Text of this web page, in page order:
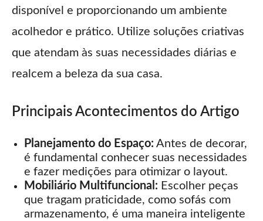
disponível e proporcionando um ambiente
acolhedor e prático. Utilize soluções criativas
que atendam às suas necessidades diárias e
realcem a beleza da sua casa.
Principais Acontecimentos do Artigo
Planejamento do Espaço: Antes de decorar,
é fundamental conhecer suas necessidades
e fazer medições para otimizar o layout.
Mobiliário Multifuncional: Escolher peças
que tragam praticidade, como sofás com
armazenamento, é uma maneira inteligente